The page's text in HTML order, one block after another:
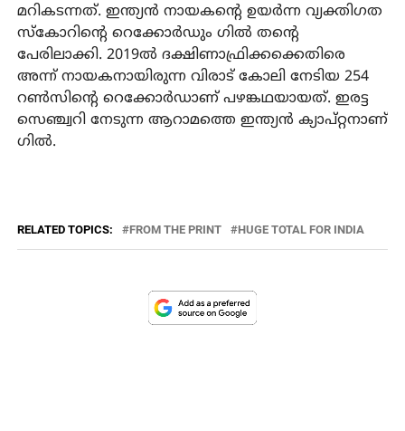
മറികടന്നത്. ഇന്ത്യന്‍ നായകന്റെ ഉയര്‍ന്ന വ്യക്തിഗത
സ്‌കോറിന്റെ റെക്കോര്‍ഡും ഗില്‍ തന്റെ
പേരിലാക്കി. 2019ല്‍ ദക്ഷിണാഫ്രിക്കക്കെതിരെ
അന്ന് നായകനായിരുന്ന വിരാട് കോലി നേടിയ 254
റണ്‍സിന്റെ റെക്കോര്‍ഡാണ് പഴങ്കഥയായത്. ഇരട്ട
സെഞ്ച്വറി നേടുന്ന ആറാമത്തെ ഇന്ത്യന്‍ ക്യാപ്റ്റനാണ്
ഗില്‍.
RELATED TOPICS: FROM THE PRINT HUGE TOTAL FOR INDIA